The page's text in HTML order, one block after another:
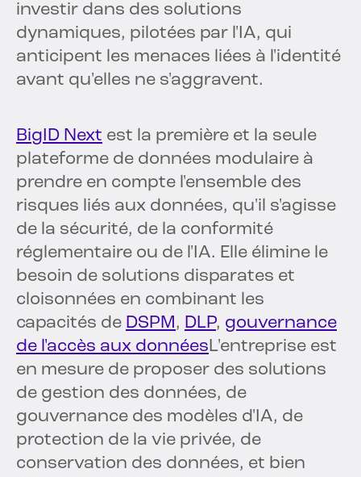
investir dans des solutions
dynamiques, pilotées par l'IA, qui
anticipent les menaces liées à l'identité
avant qu'elles ne s'aggravent.
BigID Next est la première et la seule
plateforme de données modulaire à
prendre en compte l'ensemble des
risques liés aux données, qu'il s'agisse
de la sécurité, de la conformité
réglementaire ou de l'IA. Elle élimine le
besoin de solutions disparates et
cloisonnées en combinant les
capacités de DSPM, DLP, gouvernance
de l'accès aux donnéesL'entreprise est
en mesure de proposer des solutions
de gestion des données, de
gouvernance des modèles d'IA, de
protection de la vie privée, de
conservation des données, et bien